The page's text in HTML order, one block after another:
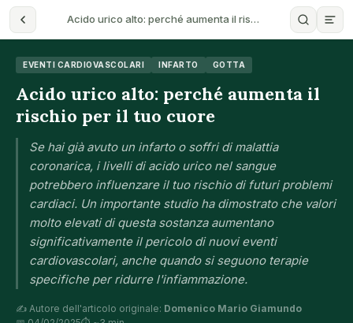
Acido urico alto: perché aumenta il ris…
EVENTI CARDIOVASCOLARI INFARTO GOTTA
Acido urico alto: perché aumenta il
rischio per il tuo cuore
Se hai già avuto un infarto o soffri di malattia
coronarica, i livelli di acido urico nel sangue
potrebbero influenzare il tuo rischio di futuri problemi
cardiaci. Un importante studio ha dimostrato che valori
molto elevati di questa sostanza aumentano
significativamente il pericolo di nuovi eventi
cardiovascolari, anche quando si seguono terapie
specifiche per ridurre l'infiammazione.
✍️ Autore dell'articolo originale: Domenico Mario Giamundo